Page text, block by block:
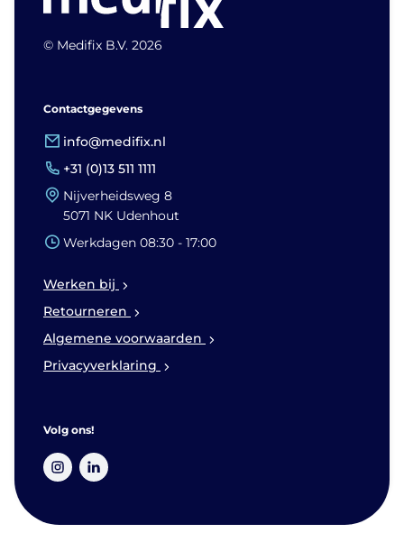
© Medifix B.V. 2026
Contactgegevens
info@medifix.nl
+31 (0)13 511 1111
Nijverheidsweg 8
5071 NK Udenhout
Werkdagen 08:30 - 17:00
Werken bij
Retourneren
Algemene voorwaarden
Privacyverklaring
Volg ons!